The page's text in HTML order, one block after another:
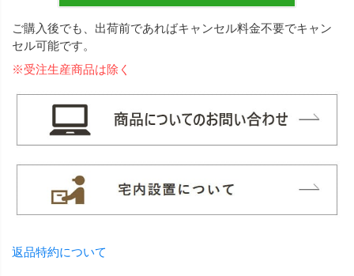
ご購入後でも、出荷前であればキャンセル料金不要でキャン
セル可能です。
※受注生産商品は除く
返品特約について